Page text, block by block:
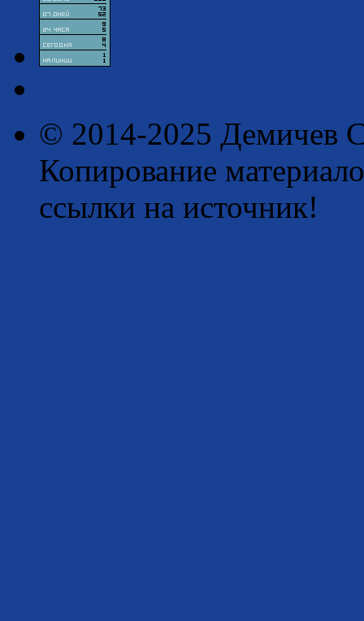
© 2014-2025 Демичев
Копирование
ссылки на источник!